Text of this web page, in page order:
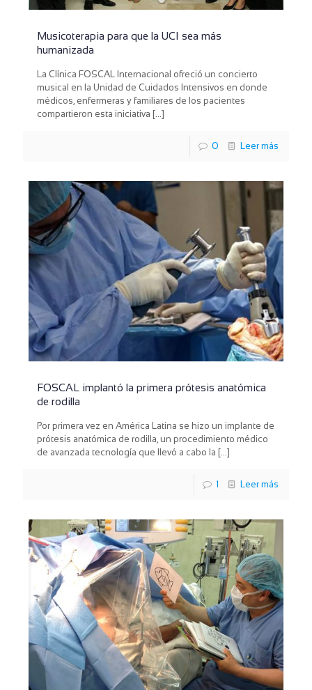
Musicoterapia para que la UCI sea más
humanizada
La Clínica FOSCAL Internacional ofreció un concierto
musical en la Unidad de Cuidados Intensivos en donde
médicos, enfermeras y familiares de los pacientes
compartieron esta iniciativa […]
0 Leer más
FOSCAL implantó la primera prótesis anatómica
de rodilla
Por primera vez en América Latina se hizo un implante de
prótesis anatómica de rodilla, un procedimiento médico
de avanzada tecnología que llevó a cabo la […]
1 Leer más